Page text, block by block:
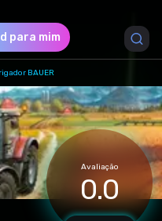
para mim
BAUER
Avaliação
0.0